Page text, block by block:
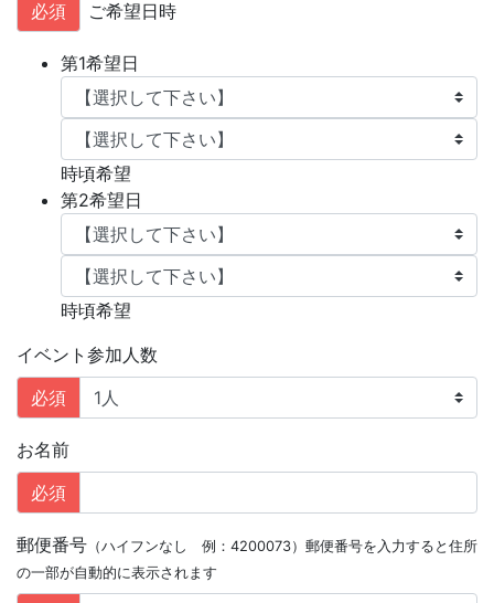
必須 ご希望日時
第1希望日
時頃希望
第2希望日
時頃希望
イベント参加人数
必須
お名前
必須
郵便番号 （ハイフンなし 例：4200073）郵便番号を入力すると住所
の一部が自動的に表示されます